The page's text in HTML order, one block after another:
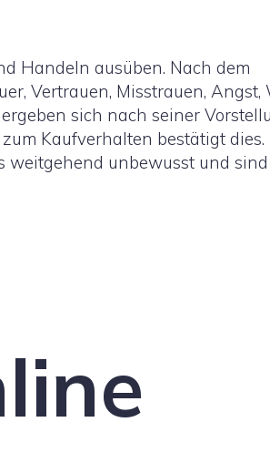
Handeln ausüben. Nach dem
Vertrauen, Misstrauen, Angst,
sich nach seiner
Kaufverhalten bestätigt dies.
weitgehend unbewusst und sind